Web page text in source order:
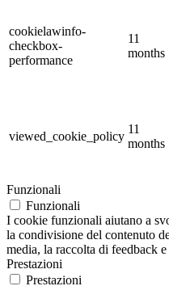
cookielawinfo-
checkbox-
performance
11
months
viewed_cookie_policy
11
months
Funzionali
Funzionali
I cookie funzionali aiutano a
la condivisione del contenuto
media, la raccolta di feedback
Prestazioni
Prestazioni